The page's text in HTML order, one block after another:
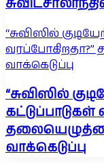
“சுவிஸில்
வாக்கெடுப்பு
“சுவிஸில்
கட்டுப்பாடுகள்
வாக்கெடுப்பு